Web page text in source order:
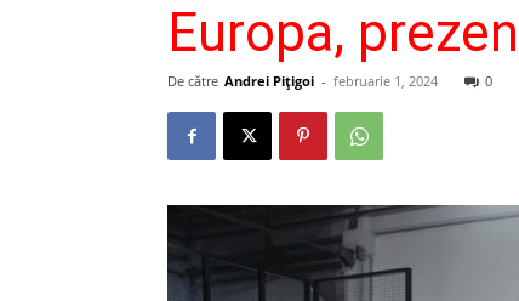
Europa,
De către Andrei Pițigoi - februarie 1, 2024 0